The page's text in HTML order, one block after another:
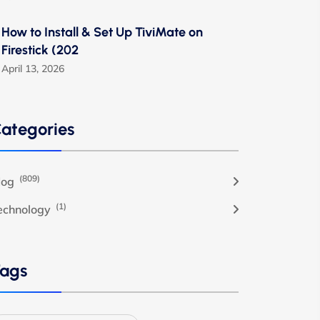
How to Install & Set Up TiviMate on
Firestick (202
April 13, 2026
(809)
(1)